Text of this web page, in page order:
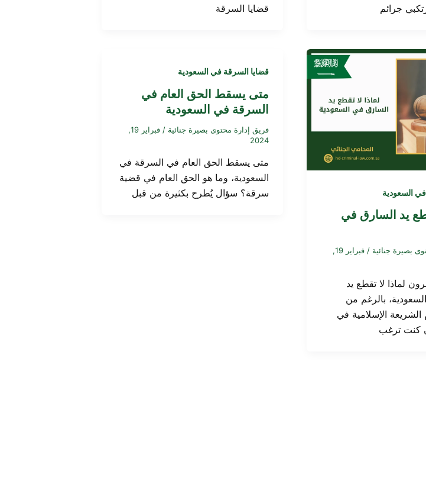
جرائم
قضايا السرقة
السعودية
يد السارق في
بصيرة جنائية /
فبراير 19,
لماذا لا تقطع يد
بالرغم من
الإسلامية في
كنت ترغب
قضايا السرقة في السعودية
متى يسقط الحق العام في
السرقة في السعودية
فريق إدارة محتوى بصيرة جنائية/
فبراير 19,
2024
متى يسقط الحق العام في السرقة في
السعودية، وما هو الحق العام في قضية
سرقة؟ سؤال يُطرح بكثيرة من قبل